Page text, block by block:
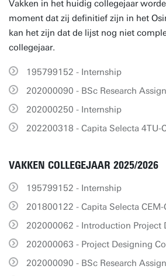
Vakken in het huidig collegejaar
moment dat zij definitief zijn in het
kan het zijn dat de lijst nog niet
collegejaar.
195799152 - Internship
202000090 - BSc Research
202000250 - Internship
202200318 - Capita Selecta 4TU-
VAKKEN COLLEGEJAAR 2025/2026
195799152 - Internship
201800122 - Capita Selecta CEM-
202000062 - Introduction Project
202000063 - Project Designing
202000090 - BSc Research